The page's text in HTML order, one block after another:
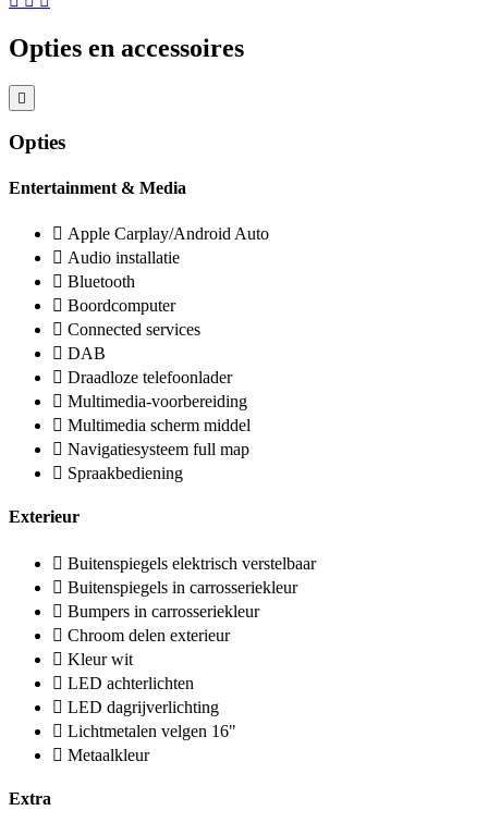
Opties en accessoires
Opties
Entertainment & Media
Apple Carplay/Android Auto
Audio installatie
Bluetooth
Boordcomputer
Connected services
DAB
Draadloze telefoonlader
Multimedia-voorbereiding
Multimedia scherm middel
Navigatiesysteem full map
Spraakbediening
Exterieur
Buitenspiegels elektrisch verstelbaar
Buitenspiegels in carrosseriekleur
Bumpers in carrosseriekleur
Chroom delen exterieur
Kleur wit
LED achterlichten
LED dagrijverlichting
Lichtmetalen velgen 16"
Metaalkleur
Extra